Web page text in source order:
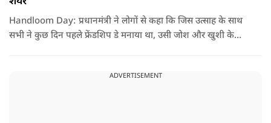
Handloom Day: प्रधानमंत्री ने लोगों से कहा कि जिस उत्साह के साथ
सभी ने कुछ दिन पहले फ्रेंडशिप डे मनाया था, उसी जोश और खुशी के
ADVERTISEMENT